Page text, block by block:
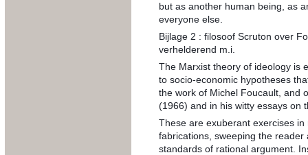
but as another human being, as
everyone else.
Bijlage 2 : filosoof Scruton over
verhelderend m.i.
The Marxist theory of ideology is
to socio-economic hypotheses
the work of Michel Foucault, and
(1966) and in his witty essays on
These are exuberant exercises
fabrications, sweeping the
standards of rational argument.